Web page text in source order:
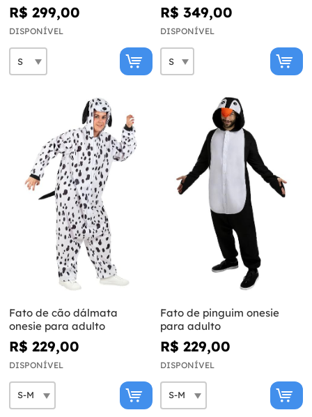
R$ 299,00
DISPONÍVEL
R$ 349,00
DISPONÍVEL
Fato de cão dálmata
onesie para adulto
R$ 229,00
DISPONÍVEL
Fato de pinguim onesie
para adulto
R$ 229,00
DISPONÍVEL